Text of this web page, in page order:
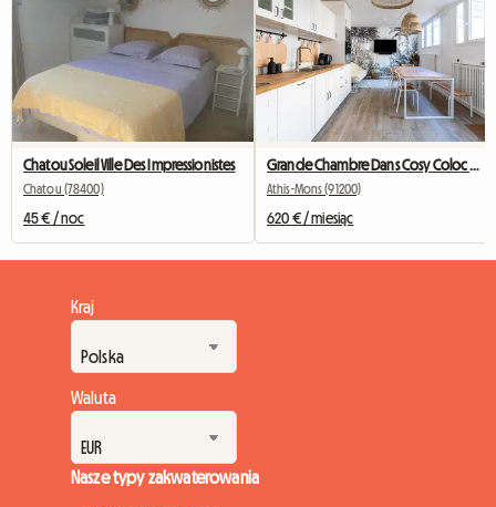
Chatou Soleil Ville Des Impressionistes
Chatou (78400)
45 € / noc
Athis-Mons (91200)
620 € / miesiąc
Kraj
Waluta
Nasze typy zakwaterowania